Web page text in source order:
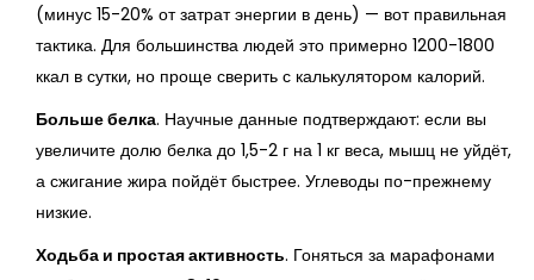
(минус 15-20% от затрат энергии в день) — вот правильная
тактика. Для большинства людей это примерно 1200-1800
ккал в сутки, но проще сверить с калькулятором калорий.
Больше белка. Научные данные подтверждают: если вы
увеличите долю белка до 1,5-2 г на 1 кг веса, мышц не уйдёт,
а сжигание жира пойдёт быстрее. Углеводы по-прежнему
низкие.
Ходьба и простая активность. Гоняться за марафонами